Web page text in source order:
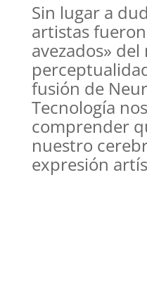
Sin lugar a
artistas
avezados»
fusión de
Tecnología
comprender
nuestro
expresión